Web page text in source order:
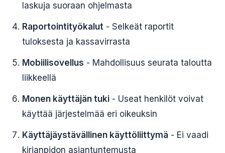
laskuja suoraan ohjelmasta
Raportointityökalut - Selkeät raportit
tuloksesta ja kassavirrasta
Mobiilisovellus - Mahdollisuus seurata taloutta
liikkeellä
Monen käyttäjän tuki - Useat henkilöt voivat
käyttää järjestelmää eri oikeuksin
Käyttäjäystävällinen käyttöliittymä - Ei vaadi
kirjanpidon asiantuntemusta